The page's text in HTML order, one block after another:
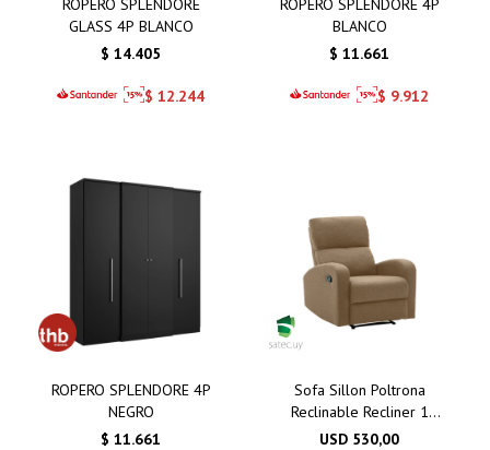
ROPERO SPLENDORE
GLASS 4P BLANCO
$ 14.405
$ 12.244
ROPERO SPLENDORE 4P
BLANCO
$ 11.661
$ 9.912
ROPERO SPLENDORE 4P
NEGRO
$ 11.661
Sofa Sillon Poltrona
Reclinable Recliner 1
Cuerpo Taos
USD 530,00